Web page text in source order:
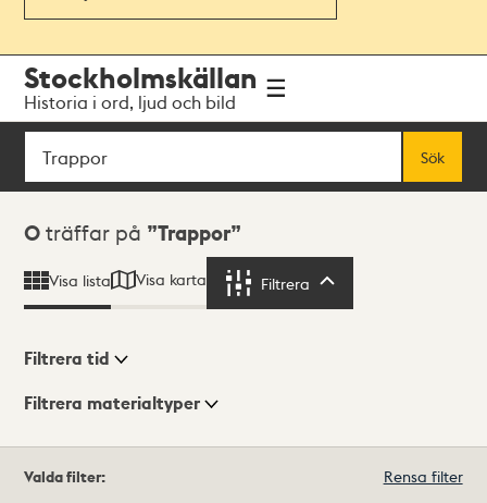
navigationen
huvudinnehållet
Stockholmskällan
Historia i ord, ljud och bild
Sök
Sök
Sökresultat
0 träffar på Trappor
Visa lista Visa karta Filtrera
Visningsläge
Filtrera tid
Filtrera materialtyper
träffar
Valda filter: Rensa filter